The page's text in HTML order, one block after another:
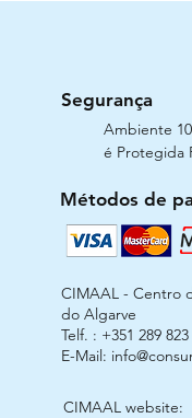
Segurança
Ambiente
é Protegida
Métodos de
CIMAAL - Centro
do Algarve
Telf. : +351 289 823
E-Mail:
CIMAAL website: